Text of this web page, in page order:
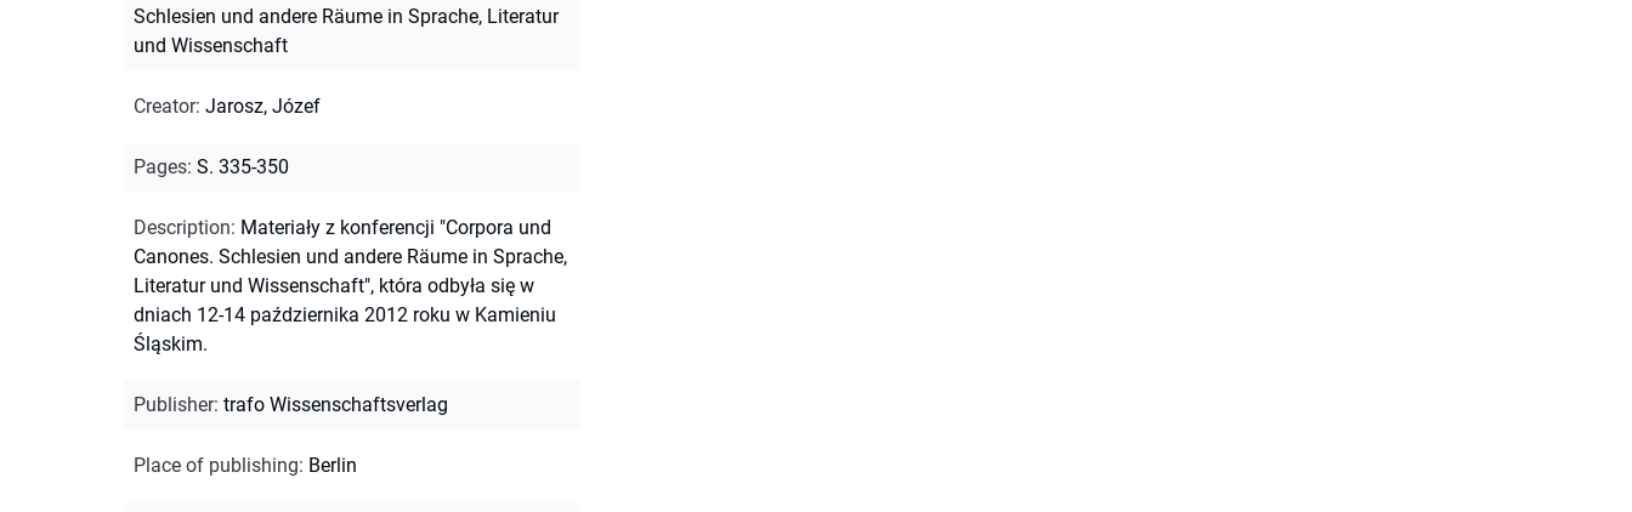
Schlesien und andere Räume in Sprache, Literatur
und Wissenschaft
Creator: Jarosz, Józef
Pages: S. 335-350
Description: Materiały z konferencji "Corpora und
Canones. Schlesien und andere Räume in Sprache,
Literatur und Wissenschaft", która odbyła się w
dniach 12-14 października 2012 roku w Kamieniu
Śląskim.
Publisher: trafo Wissenschaftsverlag
Place of publishing: Berlin